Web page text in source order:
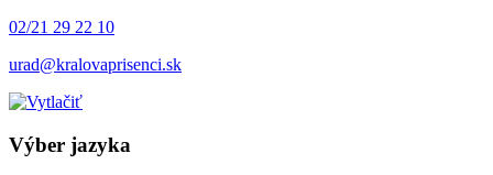
02/21 29 22 10
urad@kralovaprisenci.sk
Výber jazyka